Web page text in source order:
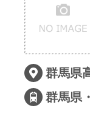
群馬県
群馬県